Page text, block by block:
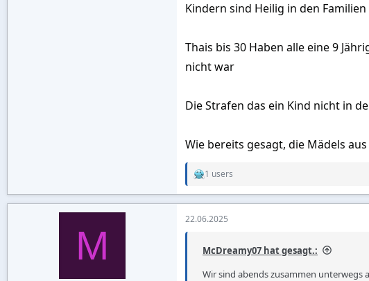
Kindern sind Heilig in den Familien
Thais bis 30 Haben alle eine 9
nicht war
Die Strafen das ein Kind nicht in
Wie bereits gesagt, die Mädels
R
t
1 users
M
22.06.2025
McDreamy07 hat gesagt.:
Wir sind abends zusammen